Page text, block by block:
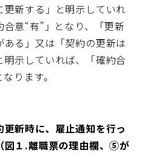
更新する」と明示していれ
合意“有”」となり、「更新
ある」又は「契約の更新は
明示していれば、「確約合
ります。
更新時に、雇止通知を行っ
図１.離職票の理由欄、⑤が